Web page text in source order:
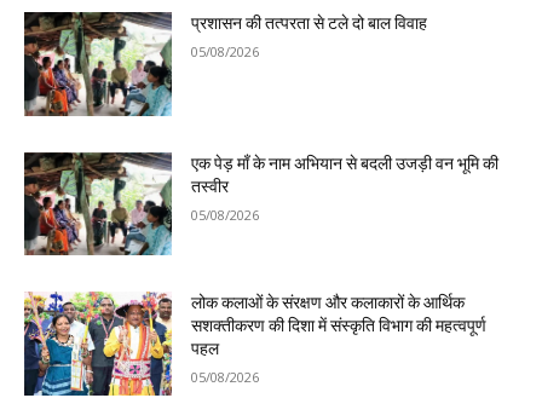
प्रशासन की तत्परता से टले दो बाल विवाह
05/08/2026
एक पेड़ माँ के नाम अभियान से बदली उजड़ी वन भूमि की
तस्वीर
05/08/2026
लोक कलाओं के संरक्षण और कलाकारों के आर्थिक
सशक्तीकरण की दिशा में संस्कृति विभाग की महत्वपूर्ण
पहल
05/08/2026